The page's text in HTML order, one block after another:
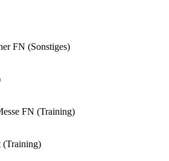
FN (Sonstiges)
FN (Training)
(Training)